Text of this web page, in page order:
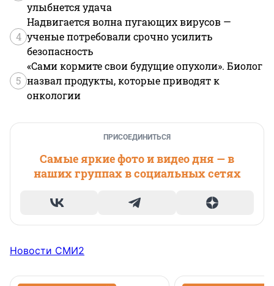
улыбнется удача
4
Надвигается волна пугающих вирусов —
ученые потребовали срочно усилить
безопасность
5
«Сами кормите свои будущие опухоли». Биолог
назвал продукты, которые приводят к
онкологии
ПРИСОЕДИНИТЬСЯ
Самые яркие фото и видео дня — в
наших группах в социальных сетях
Новости СМИ2